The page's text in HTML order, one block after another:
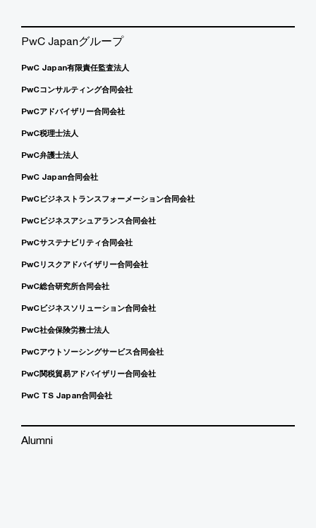
PwC Japanグループ
PwC Japan有限責任監査法人
PwCコンサルティング合同会社
PwCアドバイザリー合同会社
PwC税理士法人
PwC弁護士法人
PwC Japan合同会社
PwCビジネストランスフォーメーション合同会社
PwCビジネスアシュアランス合同会社
PwCサステナビリティ合同会社
PwCリスクアドバイザリー合同会社
PwC総合研究所合同会社
PwCビジネスソリューション合同会社
PwC社会保険労務士法人
PwCアウトソーシングサービス合同会社
PwC関税貿易アドバイザリー合同会社
PwC TS Japan合同会社
Alumni